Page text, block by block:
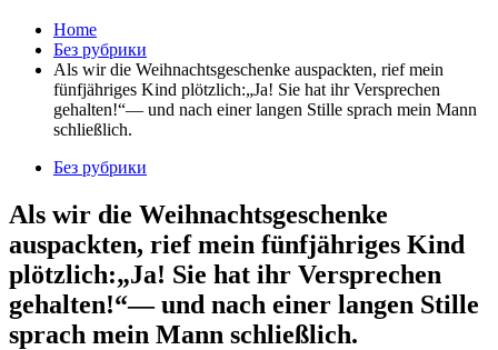
Home
Без рубрики
Als wir die Weihnachtsgeschenke auspackten, rief mein
fünfjähriges Kind plötzlich:„Ja! Sie hat ihr Versprechen
gehalten!“— und nach einer langen Stille sprach mein Mann
schließlich.
Без рубрики
Als wir die Weihnachtsgeschenke
auspackten, rief mein fünfjähriges Kind
plötzlich:„Ja! Sie hat ihr Versprechen
gehalten!“— und nach einer langen Stille
sprach mein Mann schließlich.